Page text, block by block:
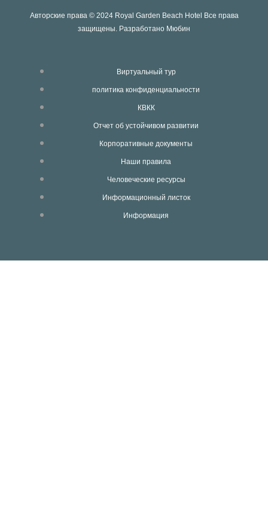
Авторские права © 2024 Royal Garden Beach Hotel Все права
защищены. Разработано Мюбин
Виртуальный тур
политика конфиденциальности
КВКК
Отчет об устойчивом развитии
Корпоративные документы
Наши правила
Человеческие ресурсы
Информационный листок
Информация